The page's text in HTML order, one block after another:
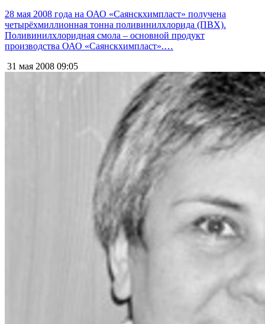
28 мая 2008 года на ОАО «Саянскхимпласт» получена
четырёхмиллионная тонна поливинилхлорида (ПВХ).
Поливинилхлоридная смола – основной продукт
производства ОАО «Саянскхимпласт».…
31 мая 2008 09:05